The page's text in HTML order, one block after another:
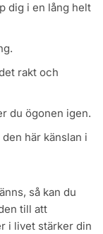
dig i en lång helt
rakt och
du ögonen igen.
här känslan i
så kan du
till att
i livet stärker din